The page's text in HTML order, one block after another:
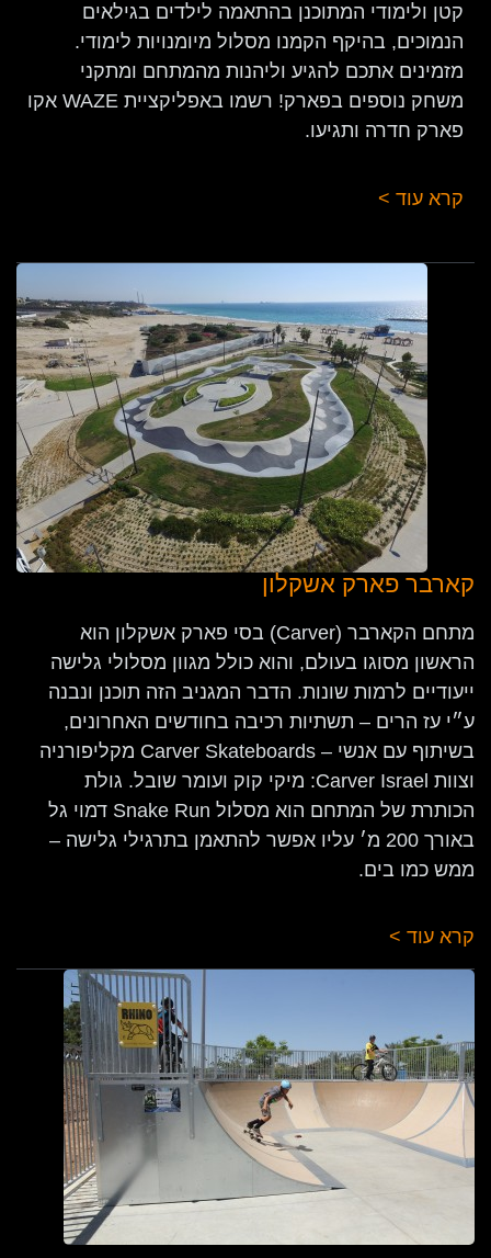
קטן ולימודי המתוכנן בהתאמה לילדים בגילאים
הנמוכים, בהיקף הקמנו מסלול מיומנויות לימודי.
מזמינים אתכם להגיע וליהנות מהמתחם ומתקני
משחק נוספים בפארק! רשמו באפליקציית WAZE אקו
פארק חדרה ותגיעו.
קרא עוד >
קארבר פארק אשקלון
מתחם הקארבר (Carver) בסי פארק אשקלון הוא
הראשון מסוגו בעולם, והוא כולל מגוון מסלולי גלישה
ייעודיים לרמות שונות. הדבר המגניב הזה תוכנן ונבנה
ע״י עז הרים – תשתיות רכיבה בחודשים האחרונים,
בשיתוף עם אנשי – Carver Skateboards מקליפורניה
וצוות Carver Israel: מיקי קוק ועומר שובל. גולת
הכותרת של המתחם הוא מסלול Snake Run דמוי גל
באורך 200 מ׳ עליו אפשר להתאמן בתרגילי גלישה –
ממש כמו בים.
קרא עוד >